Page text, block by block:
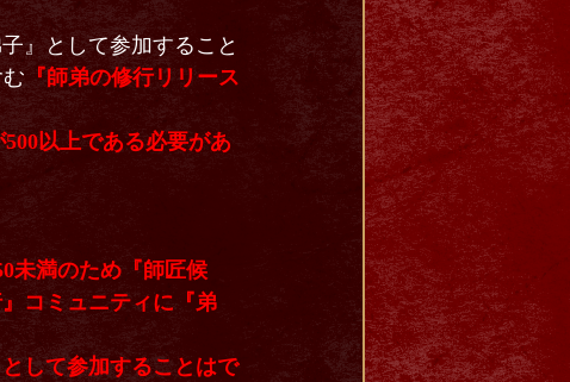
』として参加すること
『師弟の修行リリース
以上である必要があ
未満のため『師匠候
コミュニティに『弟
して参加することはで